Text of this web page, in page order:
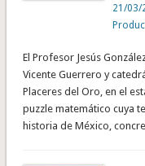
21/03/
El Profesor Jesús
Vicente Guerrero y
Placeres del Oro, en el
puzzle matemático cuya
historia de México,